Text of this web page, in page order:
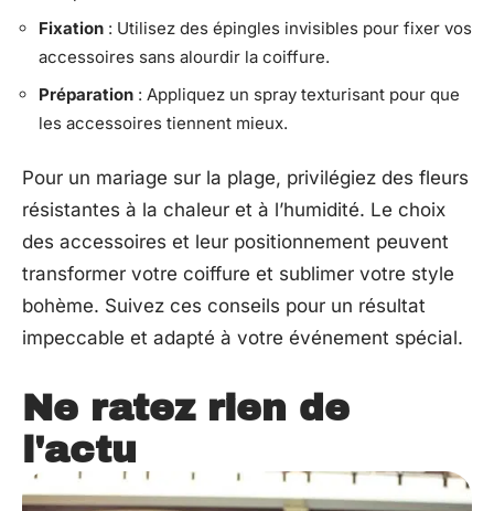
Fixation : Utilisez des épingles invisibles pour fixer vos
accessoires sans alourdir la coiffure.
Préparation : Appliquez un spray texturisant pour que
les accessoires tiennent mieux.
Pour un mariage sur la plage, privilégiez des fleurs
résistantes à la chaleur et à l’humidité. Le choix
des accessoires et leur positionnement peuvent
transformer votre coiffure et sublimer votre style
bohème. Suivez ces conseils pour un résultat
impeccable et adapté à votre événement spécial.
Ne ratez rien de
l'actu